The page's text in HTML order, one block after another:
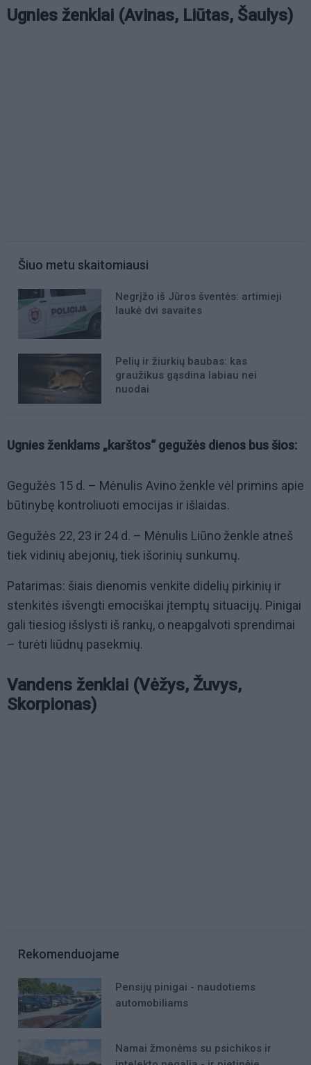
Ugnies ženklai (Avinas, Liūtas, Šaulys)
Šiuo metu skaitomiausi
Negrįžo iš Jūros šventės: artimieji
laukė dvi savaites
Pelių ir žiurkių baubas: kas
graužikus gąsdina labiau nei
nuodai
Ugnies ženklams „karštos“ gegužės dienos bus šios:
Gegužės 15 d. – Mėnulis Avino ženkle vėl primins apie
būtinybę kontroliuoti emocijas ir išlaidas.
Gegužės 22, 23 ir 24 d. – Mėnulis Liūno ženkle atneš
tiek vidinių abejonių, tiek išorinių sunkumų.
Patarimas: šiais dienomis venkite didelių pirkinių ir
stenkitės išvengti emociškai įtemptų situacijų. Pinigai
gali tiesiog išslysti iš rankų, o neapgalvoti sprendimai
– turėti liūdnų pasekmių.
Vandens ženklai (Vėžys, Žuvys,
Skorpionas)
Rekomenduojame
Pensijų pinigai - naudotiems
automobiliams
Namai žmonėms su psichikos ir